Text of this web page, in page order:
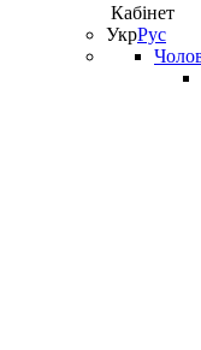
Кабінет
УкрРус